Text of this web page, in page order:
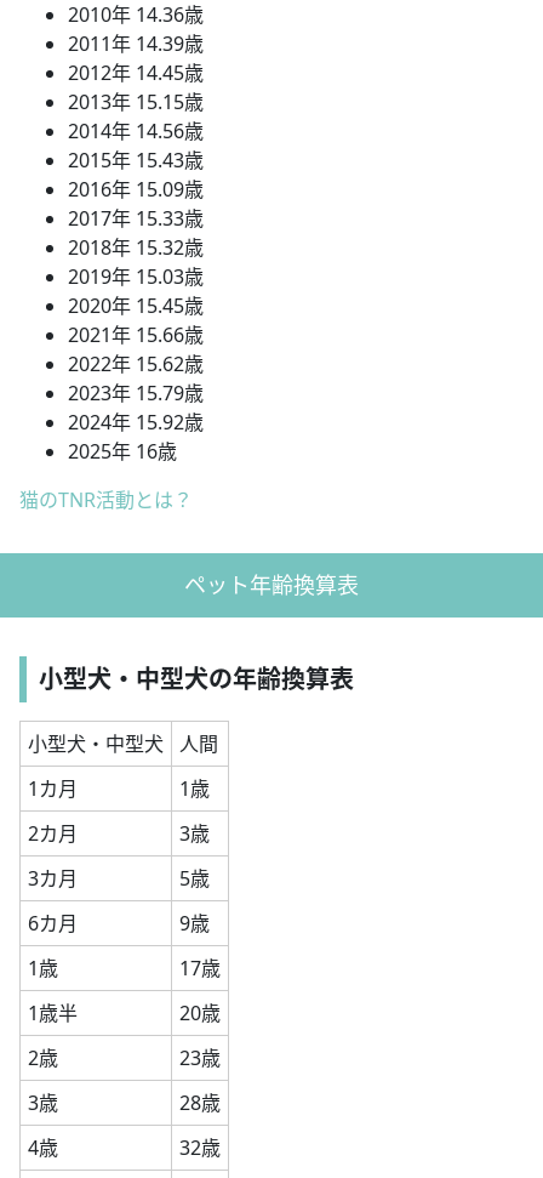
2010年 14.36歳
2011年 14.39歳
2012年 14.45歳
2013年 15.15歳
2014年 14.56歳
2015年 15.43歳
2016年 15.09歳
2017年 15.33歳
2018年 15.32歳
2019年 15.03歳
2020年 15.45歳
2021年 15.66歳
2022年 15.62歳
2023年 15.79歳
2024年 15.92歳
2025年 16歳
猫のTNR活動とは？
ペット年齢換算表
小型犬・中型犬の年齢換算表
小型犬・中型犬
人間
1カ月
1歳
2カ月
3歳
3カ月
5歳
6カ月
9歳
1歳
17歳
1歳半
20歳
2歳
23歳
3歳
28歳
4歳
32歳